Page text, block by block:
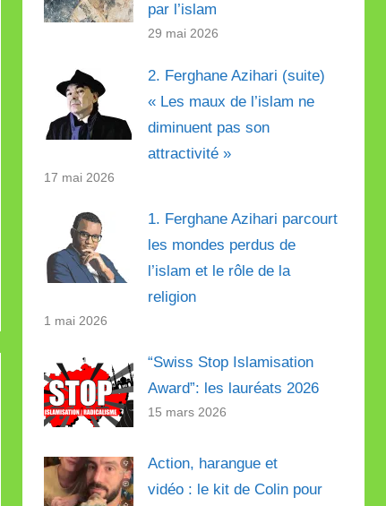
par l’islam
29 mai 2026
2. Ferghane Azihari (suite)
« Les maux de l’islam ne
diminuent pas son
attractivité »
17 mai 2026
1. Ferghane Azihari parcourt
les mondes perdus de
l’islam et le rôle de la
religion
1 mai 2026
“Swiss Stop Islamisation
Award”: les lauréats 2026
15 mars 2026
Action, harangue et
vidéo : le kit de Colin pour